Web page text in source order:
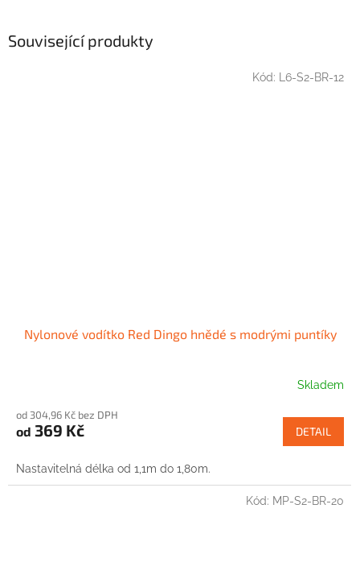
Související produkty
Nylonové vodítko Red Dingo hnědé s modrými puntíky
Skladem
od 304,96 Kč bez DPH
od 369 Kč DETAIL
Nastavitelná délka od 1,1m do 1,80m.
Kód: L6-S2-BR-12
Kód: MP-S2-BR-20